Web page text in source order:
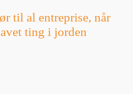
til al entreprise, når
ting i jorden